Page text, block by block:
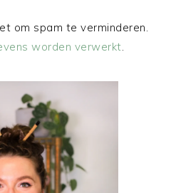
om spam te verminderen.
worden verwerkt.